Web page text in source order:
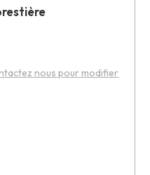
nous pour modifier